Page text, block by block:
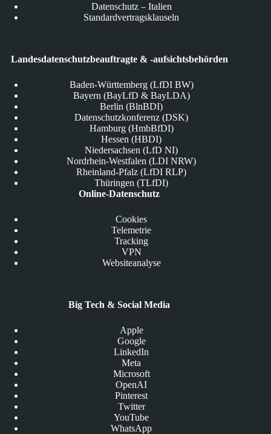
Datenschutz – Italien
Standardvertragsklauseln
Landesdatenschutzbeauftragte & -aufsichtsbehörden
Baden-Württemberg (LfDI BW)
Bayern (BayLfD & BayLDA)
Berlin (BlnBDI)
Datenschutzkonferenz (DSK)
Hamburg (HmbBfDI)
Hessen (HBDI)
Niedersachsen (LfD NI)
Nordrhein-Westfalen (LDI NRW)
Rheinland-Pfalz (LfDI RLP)
Thüringen (TLfDI)
Online-Datenschutz
Cookies
Telemetrie
Tracking
VPN
Websiteanalyse
Big Tech & Social Media
Apple
Google
LinkedIn
Meta
Microsoft
OpenAI
Pinterest
Twitter
YouTube
WhatsApp